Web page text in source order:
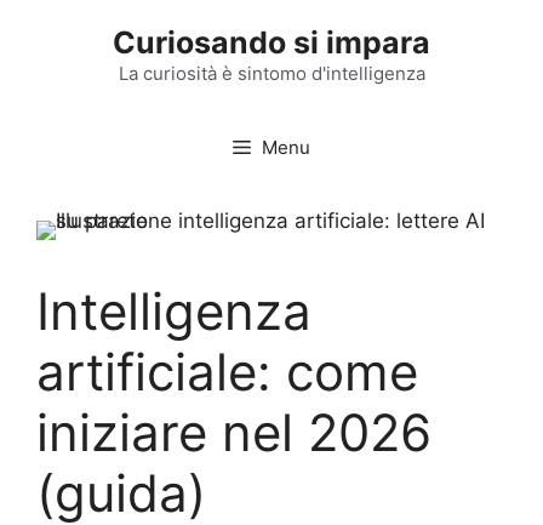
Curiosando si impara
La curiosità è sintomo d'intelligenza
Menu
Intelligenza
artificiale: come
iniziare nel 2026
(guida)